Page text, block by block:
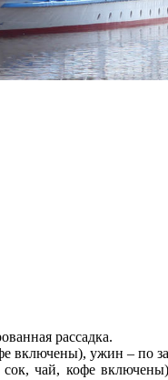
рассадка.
включены), ужин – по
чай, кофе